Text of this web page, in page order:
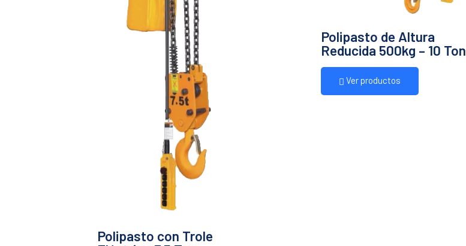
Polipasto con Trole
Polipasto de Altura
Reducida 500kg – 10 Ton
Ver productos